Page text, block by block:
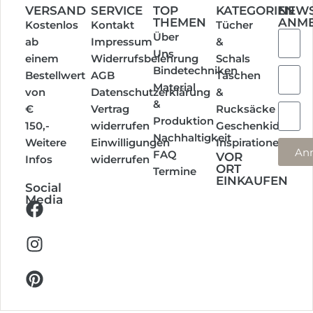
VERSAND
Kostenlos
ab
einem
Bestellwert
von
€
150,-
Weitere
Infos
Social
Media
SERVICE
Kontakt
Impressum
Widerrufsbelehrung
AGB
Datenschutzerklärung
Vertrag
widerrufen
Einwilligungen
widerrufen
TOP
THEMEN
Über
Uns
Bindetechniken
Material
&
Produktion
Nachhaltigkeit
FAQ
Termine
KATEGORIEN
Tücher
&
Schals
Taschen
&
Rucksäcke
Geschenkideen
Inspirationen
VOR
ORT
EINKAUFEN